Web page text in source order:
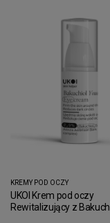
KREMY POD OCZY
UKOI Krem pod oczy
Rewitalizujący z